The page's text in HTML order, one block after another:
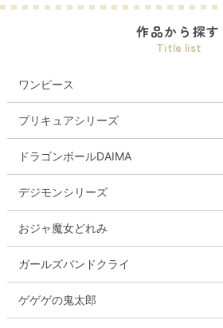
作品から探す
Title list
ワンピース
プリキュアシリーズ
ドラゴンボールDAIMA
デジモンシリーズ
おジャ魔女どれみ
ガールズバンドクライ
ゲゲゲの鬼太郎